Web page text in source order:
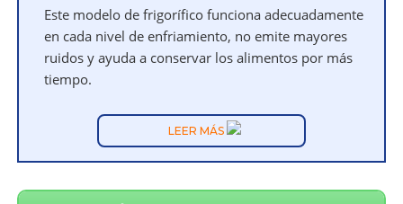
Este modelo de frigorífico funciona adecuadamente
en cada nivel de enfriamiento, no emite mayores
ruidos y ayuda a conservar los alimentos por más
tiempo.
LEER MÁS